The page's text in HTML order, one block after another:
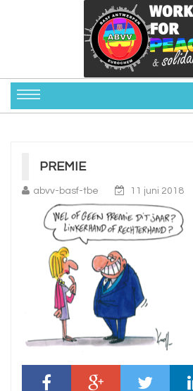
PREMIE
abvv-basf-tbe 11 juni 2018